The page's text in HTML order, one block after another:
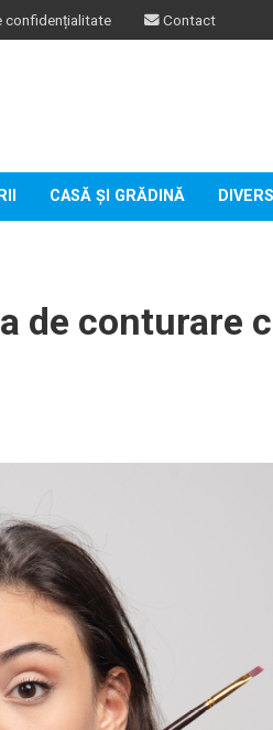
confidențialitate Contact
CASĂ ȘI GRĂDINĂ
de conturare